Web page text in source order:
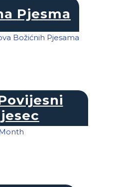
Pjesma